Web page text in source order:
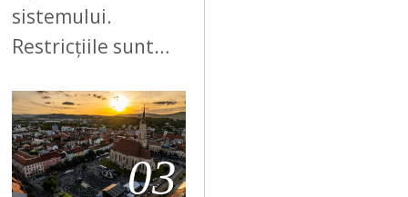
sistemului.
Restricțiile sunt…
03